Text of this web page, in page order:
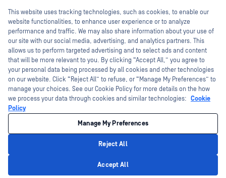
トレーニング
脆弱性対策プログラム
パートナー
認証
テクノロジー・パートナー
OPSWAT チャネル パートナー
ホワイトペーパー
無料ツール
©2026OPSWAT . All rights reserved.OPSWAT、MetaDefender、Metascan、
MetaAccess、OPSWAT 、Trust no File. Trust No Device.、OPSWAT 、Protecting the
World's Critical Infrastructure、Deep CDR™ Technology、InQuest、InQuestロゴ、
DFI、RetroHunt、Deep File Inspection、およびJoin the Huntは、OPSWAT の商標
です。第三者の商標は、それぞれの所有者の財産です。
プライバシーポリシー クッキー設定
This website uses tracking technologies, such as cookies, to enable our
website functionalities, to enhance user experience or to analyze
performance and traffic. We may also share information about your use of
our site with our social media, advertising, and analytics partners. This
allows us to perform targeted advertising and to select ads and content
that will be more relevant to you. By clicking “Accept All,” you agree to
your personal data being processed by all cookies and other technologies
on our website. Click “Reject All” to refuse, or “Manage My Preferences” to
manage your choices. See our Cookie Policy for more details on the how
we process your data through cookies and similar technologies: Cookie
Policy
Manage My Preferences
Reject All
Accept All
Hey there!
I'm Ozzy, your OPSWAT virtual assistant.
How can I help you secure what's critical
today?